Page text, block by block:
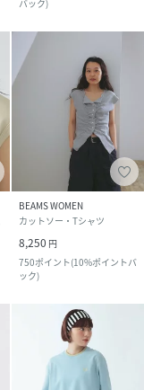
バック)
BEAMS WOMEN
カットソー・Tシャツ
8,250 円
750ポイント(10%ポイントバ
ック)